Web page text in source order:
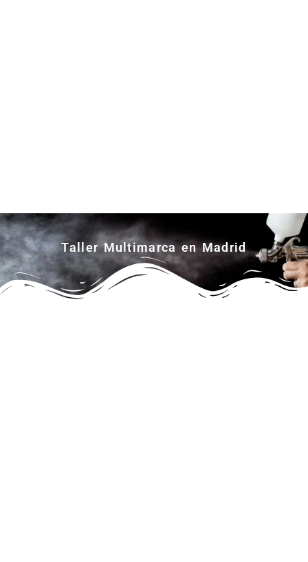
Taller Multimarca en Madrid